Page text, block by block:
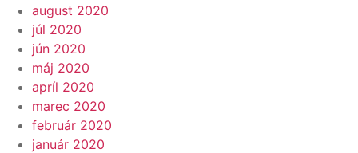
august 2020
júl 2020
jún 2020
máj 2020
apríl 2020
marec 2020
február 2020
január 2020